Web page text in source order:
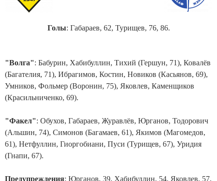
Голы: Габараев, 62, Турищев, 76, 86.
"Волга": Бабурин, Хабибуллин, Тихий (Гершун, 71), Ковалёв
(Багателия, 71), Ибрагимов, Костин, Новиков (Касьянов, 69),
Умников, Фольмер (Воронин, 75), Яковлев, Каменщиков
(Красильниченко, 69).
"Факел": Обухов, Габараев, Журавлёв, Юрганов, Тодорович
(Альшин, 74), Симонов (Багамаев, 61), Якимов (Магомедов,
61), Нетфуллин, Гиоргобиани, Пуси (Турищев, 67), Уридия
(Гнапи, 67).
Предупреждения: Юрганов, 39, Хабибуллин, 54, Яковлев, 57,